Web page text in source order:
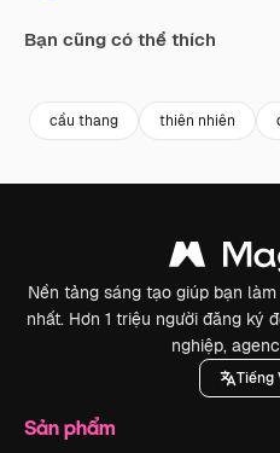
Bạn cũng có thể thích
cầu thang thiên nhiên
Nền tảng sáng tạo giúp bạn
nhất. Hơn 1 triệu người đăng ký
nghiệp,
Tiếng
Sản phẩm